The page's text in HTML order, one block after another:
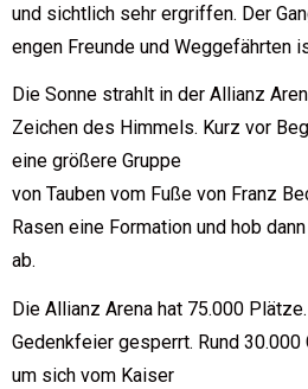
und sichtlich sehr ergriffen. Der
engen Freunde und Weggefährten
Die Sonne strahlt in der Allianz
Zeichen des Himmels. Kurz vor
eine größere Gruppe
von Tauben vom Fuße von Franz
Rasen eine Formation und hob
ab.
Die Allianz Arena hat 75.000
Gedenkfeier gesperrt. Rund
um sich vom Kaiser